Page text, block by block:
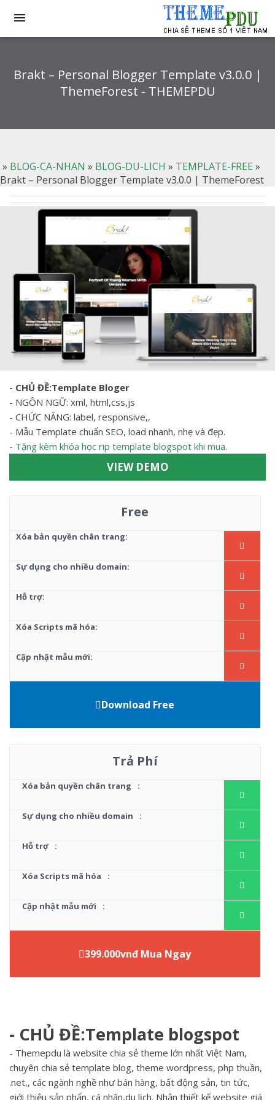

Brakt – Personal Blogger Template v3.0.0 |
ThemeForest - THEMEPDU
» BLOG-CA-NHAN » BLOG-DU-LICH » TEMPLATE-FREE »
Brakt – Personal Blogger Template v3.0.0 | ThemeForest
- CHỦ ĐỀ:Template Bloger
- NGÔN NGỮ: xml, html,css,js
- CHỨC NĂNG: label, responsive,,
- Mẫu Template chuẩn SEO, load nhanh, nhẹ và đẹp.
- Tặng kèm khóa học rip template blogspot khi mua.
VIEW DEMO
Free
Xóa bản quyền chân trang:
Sự dụng cho nhiều domain:
Hỗ trợ:
Xóa Scripts mã hóa:
Cập nhật mẫu mới:
Download Free
Trả Phí
Xóa bản quyền chân trang :
Sự dụng cho nhiều domain :
Hỗ trợ :
Xóa Scripts mã hóa :
Cập nhật mẫu mới :
399.000vnđ Mua Ngay
- CHỦ ĐỀ:Template blogspot
- Themepdu là website chia sẻ theme lớn nhất Việt Nam,
chuyên chia sẻ template blog, theme wordpress, php thuần,
.net,, các ngành nghề như bán hàng, bất động sản, tin tức,
giới thiệu sản phẩn, cá nhân,du lịch. Nhận thiết kế website giá